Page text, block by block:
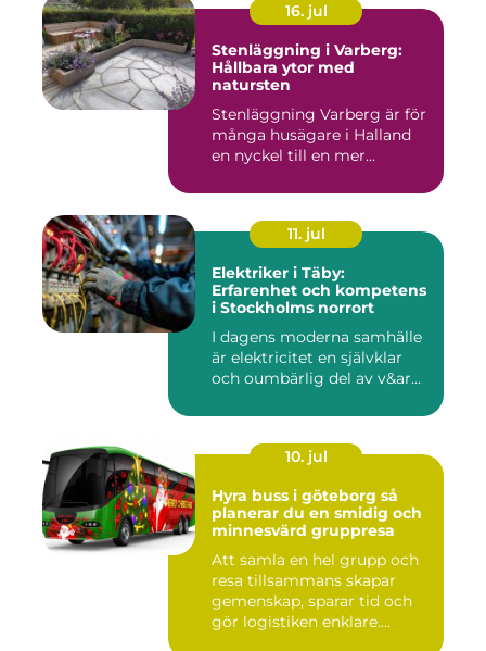
16. jul
Stenläggning i Varberg:
Hållbara ytor med
natursten
Stenläggning Varberg är för
många husägare i Halland
en nyckel till en mer...
11. jul
Elektriker i Täby:
Erfarenhet och kompetens
i Stockholms norrort
I dagens moderna samhälle
är elektricitet en självklar
och oumbärlig del av v&ar...
10. jul
Hyra buss i göteborg så
planerar du en smidig och
minnesvärd gruppresa
Att samla en hel grupp och
resa tillsammans skapar
gemenskap, sparar tid och
gör logistiken enklare....